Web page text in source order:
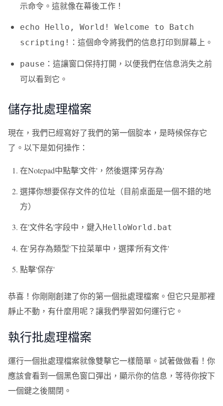
示命令。這就像在幕後工作！
echo Hello, World! Welcome to Batch
scripting! ：這個命令將我們的信息打印到屏幕上。
pause ：這讓窗口保持打開，以便我們在信息消失之前
可以看到它。
儲存批處理檔案
現在，我們已經寫好了我們的第一個腚本，是時候保存它
了。以下是如何操作：
在Notepad中點擊'文件'，然後選擇'另存為'
選擇你想要保存文件的位址（目前桌面是一個不錯的地
方）
在'文件名'字段中，鍵入 HelloWorld.bat
在'另存為類型'下拉菜單中，選擇'所有文件'
點擊'保存'
恭喜！你剛剛創建了你的第一個批處理檔案。但它只是那裡
靜止不動，有什麼用呢？讓我們學習如何運行它。
執行批處理檔案
運行一個批處理檔案就像雙擊它一樣簡單。試著做做看！你
應該會看到一個黑色窗口彈出，顯示你的信息，等待你按下
一個鍵之後關閉。